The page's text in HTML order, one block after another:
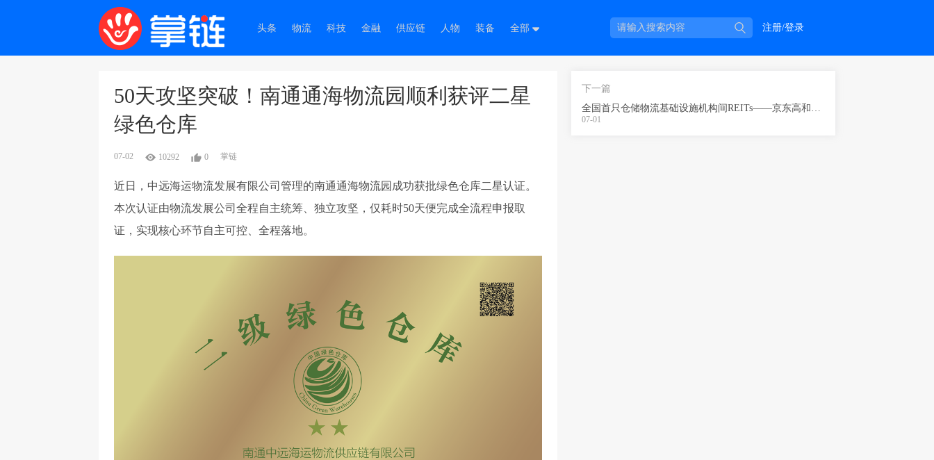
头条 物流 科技 金融 供应链 人物 装备 全部 注册/登录
50天攻坚突破！南通通海物流园顺利获评二星
绿色仓库
07-02 10292 0 掌链
近日，中远海运物流发展有限公司管理的南通通海物流园成功获批绿色仓库二星认证。
本次认证由物流发展公司全程自主统筹、独立攻坚，仅耗时50天便完成全流程申报取
证，实现核心环节自主可控、全程落地。
下一篇
全国首只仓储物流基础设施机构间REITs——京东高和现代化基础设施机构间REITs在上交所上市
07-01